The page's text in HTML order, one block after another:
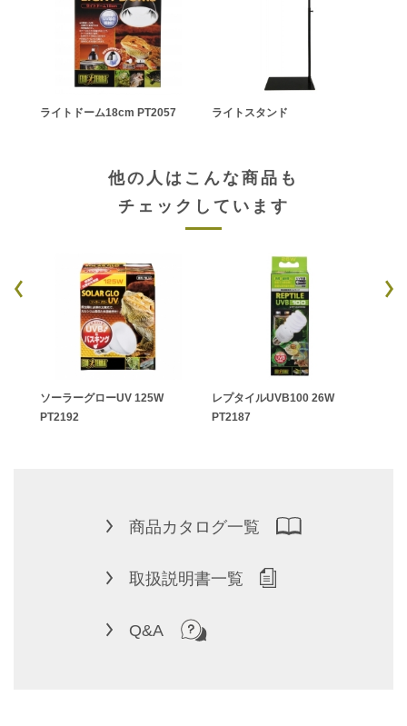
ライトドーム18cm PT2057 ライトスタンド
他の人はこんな商品も
チェックしています
ソーラーグローUV 125W
PT2192
レプタイルUVB100 26W
PT2187
商品カタログ一覧
取扱説明書一覧
Q&A